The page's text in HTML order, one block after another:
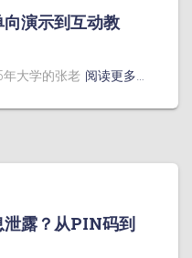
演示到互动教
年大学的张老 阅读更多…
泄露？从PIN码到